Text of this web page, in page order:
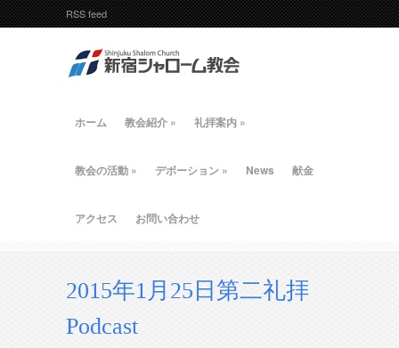
RSS feed
ホーム 教会紹介 » 礼拝案内 »
教会の活動 » デボーション » News 献金
アクセス お問い合わせ
2015年1月25日第二礼拝
Podcast